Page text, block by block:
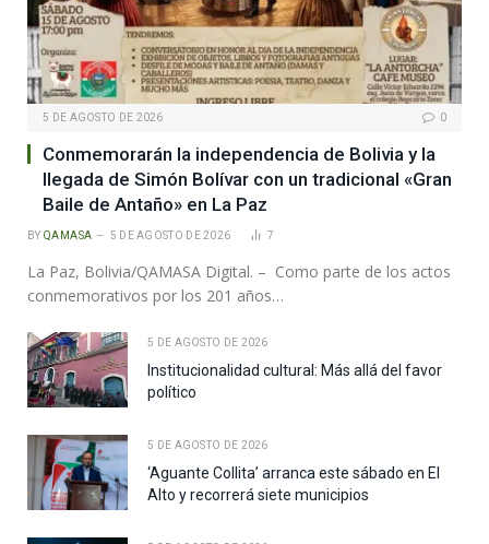
5 DE AGOSTO DE 2026 0
Conmemorarán la independencia de Bolivia y la
llegada de Simón Bolívar con un tradicional «Gran
Baile de Antaño» en La Paz
BY QAMASA 5 DE AGOSTO DE 2026 7
La Paz, Bolivia/QAMASA Digital. – Como parte de los actos
conmemorativos por los 201 años…
5 DE AGOSTO DE 2026
Institucionalidad cultural: Más allá del favor
político
5 DE AGOSTO DE 2026
‘Aguante Collita’ arranca este sábado en El
Alto y recorrerá siete municipios